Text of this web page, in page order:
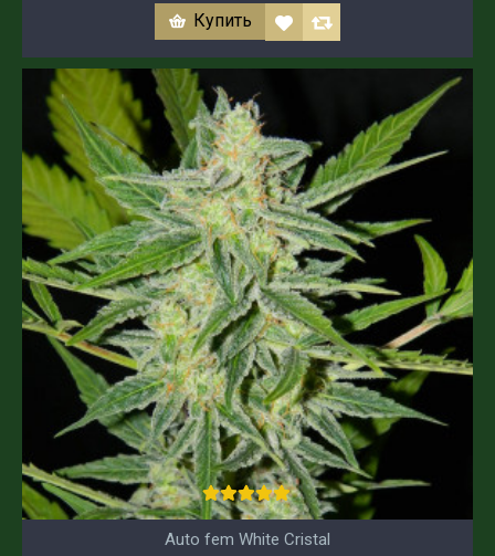
Купить
Auto fem White Cristal